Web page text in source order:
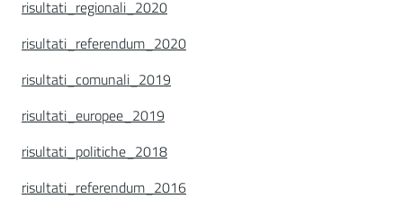
risultati_regionali_2020
risultati_referendum_2020
risultati_comunali_2019
risultati_europee_2019
risultati_politiche_2018
risultati_referendum_2016